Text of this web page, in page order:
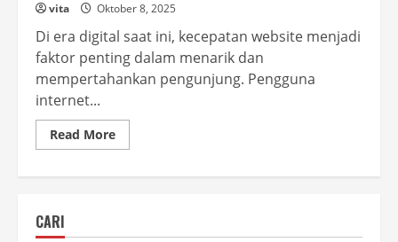
vita Oktober 8, 2025
Di era digital saat ini, kecepatan website menjadi
faktor penting dalam menarik dan
mempertahankan pengunjung. Pengguna
internet...
Read MoreRead
more
Online
CARI